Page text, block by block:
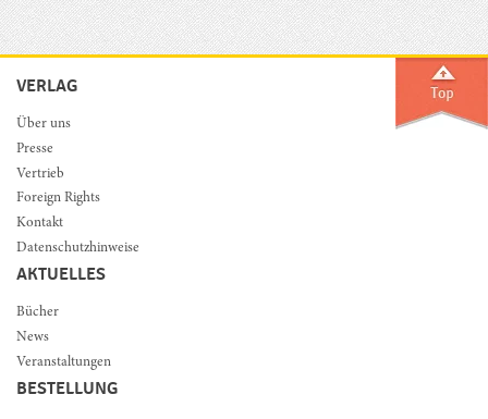
VERLAG
Über uns
Presse
Vertrieb
Foreign Rights
Kontakt
Datenschutzhinweise
AKTUELLES
Bücher
News
Veranstaltungen
BESTELLUNG